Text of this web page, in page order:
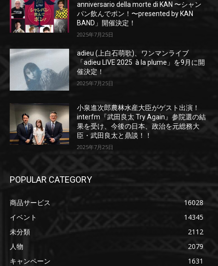
anniversario della morte di KAN 〜シャン
パン飲んでポン！〜presented by KAN
BAND」開催決定！
2025年7月25日
adieu (上白石萌歌)、ワンマンライブ
「adieu LIVE 2025 à la plume」を9月に開
催決定！
2025年7月25日
小泉進次郎農林水産大臣がゲスト出演！
interfm『武田良太 Try Again』参院選の結
果を受け、今後の日本、政治を元総務大
臣・武田良太と鼎談！！
2025年7月25日
POPULAR CATEGORY
商品サービス
16028
イベント
14345
未分類
2112
人物
2079
キャンペーン
1631